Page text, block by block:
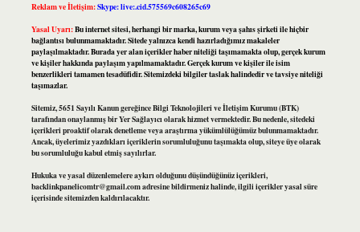
Reklam ve İletişim:Skype: live:.cid.575569c608265c69
Yasal Uyarı:Bu internet sitesi, herhangi bir marka, kurum veya şahıs şirketi ile hiçbir
bağlantısı bulunmamaktadır. Sitede yalnızca kendi hazırladığımız makaleler
paylaşılmaktadır. Burada yer alan içerikler haber niteliği taşımamakta olup, gerçek kurum
ve kişiler hakkında paylaşım yapılmamaktadır. Gerçek kurum ve kişiler ile isim
benzerlikleri tamamen tesadüfidir. Sitemizdeki bilgiler taslak halindedir ve tavsiye niteliği
taşımazlar.
Sitemiz, 5651 Sayılı Kanun gereğince Bilgi Teknolojileri ve İletişim Kurumu (BTK)
tarafından onaylanmış bir Yer Sağlayıcı olarak hizmet vermektedir. Bu nedenle, sitedeki
içerikleri proaktif olarak denetleme veya araştırma yükümlülüğümüz bulunmamaktadır.
Ancak, üyelerimiz yazdıkları içeriklerin sorumluluğunu taşımakta olup, siteye üye olarak
bu sorumluluğu kabul etmiş sayılırlar.
Hukuka ve yasal düzenlemelere aykırı olduğunu düşündüğünüz içerikleri,
backlinkpanelicomtr@gmail.comadresine bildirmeniz halinde, ilgili içerikler yasal süre
içerisinde sitemizden kaldırılacaktır.